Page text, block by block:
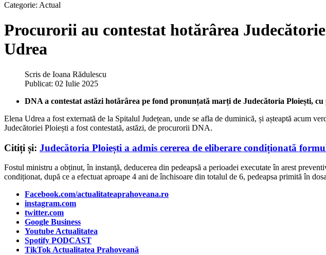
Categorie: Actual
Procurorii au contestat hotărârea
Udrea
Scris de Ioana Rădulescu
Publicat: 02 Iulie 2025
DNA a contestat astăzi hotărârea pe fond pronunțată marți de Judecătoria Ploiești,
Elena Udrea a fost externată de la Spitalul Județean, unde se afla de duminică, și așteaptă acum
Judecătoriei Ploiești a fost contestată, astăzi, de procurorii DNA.
Citiți și: Judecătoria Ploiești a admis cererea de eliberare condiționată
Fostul ministru a obținut, în instanță, deducerea din pedeapsă a perioadei executate în arest
condiționat, după ce a efectuat aproape 4 ani de închisoare din totalul de 6, pedeapsa primită în
Facebook.com/actualitateaprahoveana.ro
instagram.com
twitter.com
Google Business
Youtube Actualitatea
Spotify PODCAST
TikTok Actualitatea Prahoveană